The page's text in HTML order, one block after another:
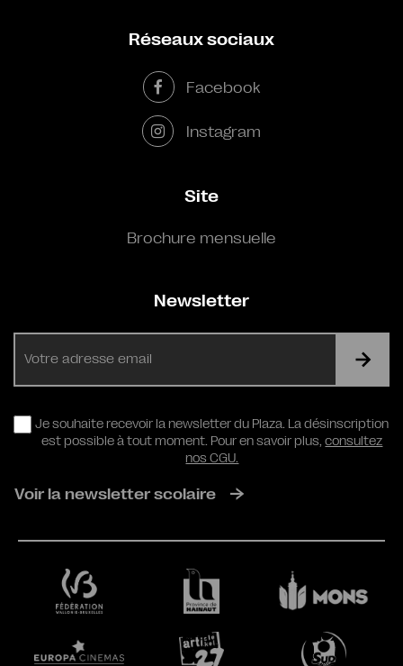
Réseaux sociaux
Facebook
Instagram
Site
Brochure mensuelle
Newsletter
RGPD
Je souhaite recevoir la newsletter du Plaza. La désinscription
est possible à tout moment. Pour en savoir plus,consultez
nos CGU.
Voir la newsletter scolaire